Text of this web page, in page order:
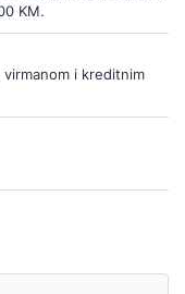
KM.
i kreditnim